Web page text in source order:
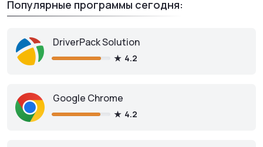
Популярные программы сегодня:
DriverPack Solution
4.2
Google Chrome
4.2